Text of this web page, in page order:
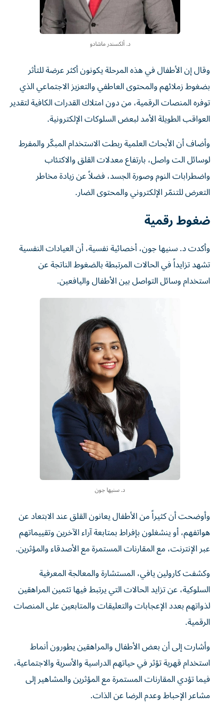
د. ألكسندر ماشادو
وقال إن الأطفال في هذه المرحلة يكونون أكثر عرضة للتأثر
بضغوط زملائهم والمحتوى العاطفي والتعزيز الاجتماعي الذي
توفره المنصات الرقمية، من دون امتلاك القدرات الكافية لتقدير
العواقب الطويلة الأمد لبعض السلوكات الإلكترونية.
وأضاف أن الأبحاث العلمية ربطت الاستخدام المبكّر والمفرط
لوسائل الت واصل، بارتفاع معدلات القلق والاكتئاب
واضطرابات النوم وصورة الجسد، فضلاً عن زيادة مخاطر
التعرض للتنمّر الإلكتروني والمحتوى الضار.
ضغوط رقمية
وأكدت د. سنيها جون، أخصائية نفسية، أن العيادات النفسية
تشهد تزايداً في الحالات المرتبطة بالضغوط الناتجة عن
استخدام وسائل التواصل بين الأطفال واليافعين.
د. سنيها جون
وأوضحت أن كثيراً من الأطفال يعانون القلق عند الابتعاد عن
هواتفهم، أو ينشغلون بإفراط بمتابعة آراء الآخرين وتقييماتهم
عبر الإنترنت، مع المقارنات المستمرة مع الأصدقاء والمؤثرين.
وكشفت كارولين يافي، المستشارة والمعالجة المعرفية
السلوكية، عن تزايد الحالات التي يرتبط فيها تثمين المراهقين
لذواتهم بعدد الإعجابات والتعليقات والمتابعين على المنصات
الرقمية.
وأشارت إلى أن بعض الأطفال والمراهقين يطورون أنماط
استخدام قهرية تؤثر في حياتهم الدراسية والأسرية والاجتماعية،
فيما تؤدي المقارنات المستمرة مع المؤثرين والمشاهير إلى
مشاعر الإحباط وعدم الرضا عن الذات.